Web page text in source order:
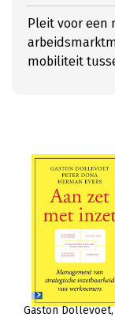
Pleit voor een
mobiliteit
Gaston Dollevoet